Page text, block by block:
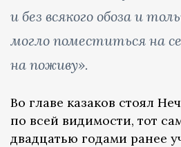
и без всякого обоза и
могло поместиться на
на поживу».
Во главе казаков стоял
по всей видимости, тот
двадцатью годами ранее